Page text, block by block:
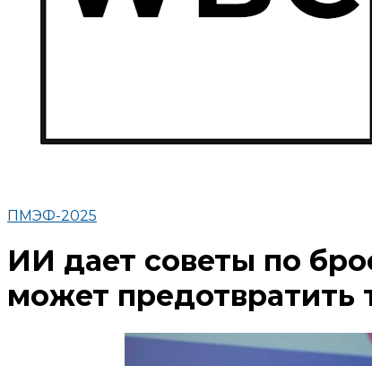
ПМЭФ-2025
ИИ дает советы по
может предотвратить